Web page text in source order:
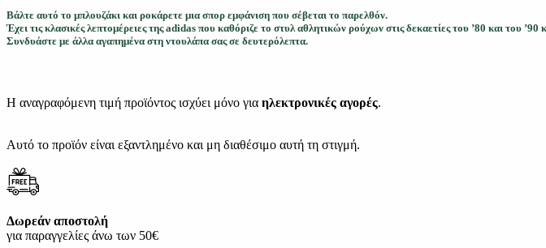
Βάλτε αυτό το μπλουζάκι και ροκάρετε μια σπορ εμφάνιση που σέβεται το παρελθόν.
Έχει τις κλασικές λεπτομέρειες της adidas που καθόριζε το στυλ αθλητικών ρούχων στις δεκαετίες του ’80 και του ’90
Συνδυάστε με άλλα αγαπημένα στη ντουλάπα σας σε δευτερόλεπτα.
Η αναγραφόμενη τιμή προϊόντος ισχύει μόνο για ηλεκτρονικές αγορές.
Αυτό το προϊόν είναι εξαντλημένο και μη διαθέσιμο αυτή τη στιγμή.
Δωρεάν αποστολή
για παραγγελίες άνω των 50€